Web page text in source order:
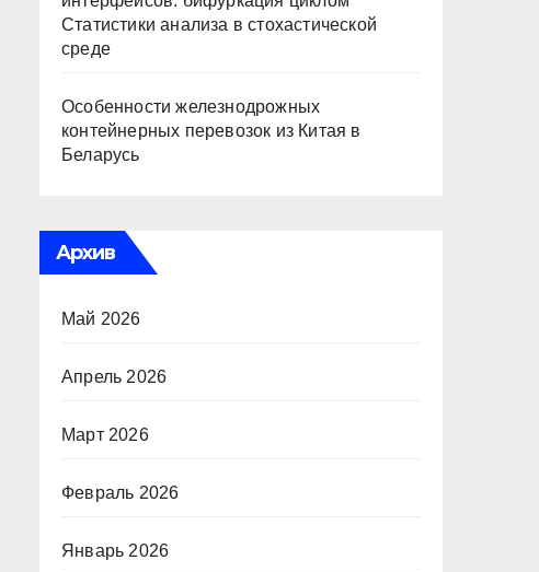
Статистики анализа в стохастической
среде
Особенности железнодрожных
контейнерных перевозок из Китая в
Беларусь
Архив
Май 2026
Апрель 2026
Март 2026
Февраль 2026
Январь 2026